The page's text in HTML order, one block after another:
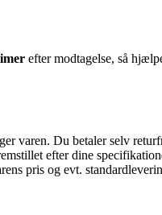
efter modtagelse, så
varen. Du betaler selv
efter dine
pris og evt.